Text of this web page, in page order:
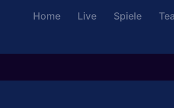
Home Live Spiele